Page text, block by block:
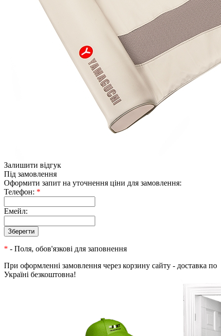
Залишити відгук
Під замовлення
Оформити запит на уточнення ціни для замовлення:
Телефон: *
Емейл:
* - Поля, обов'язкові для заповнення
При оформленні замовлення через корзину сайту - доставка по
Україні безкоштовна!